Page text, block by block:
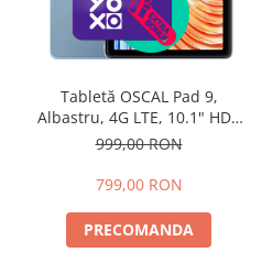
Tabletă OSCAL Pad 9,
Albastru, 4G LTE, 10.1" HD+
IPS, 12GB RAM (4GB + 8GB
15, 7700mAh, Dual SIM
999,00 RON
799,00 RON
PRECOMANDA